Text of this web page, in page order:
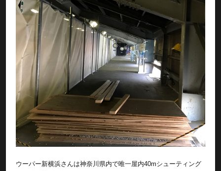
ウーパー新横浜さんは神奈川県内で唯一屋内40mシューティング